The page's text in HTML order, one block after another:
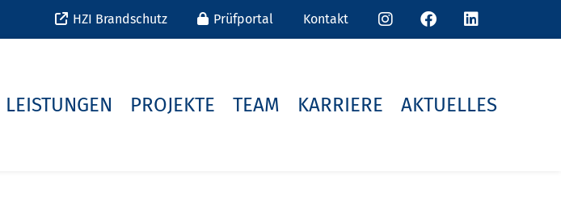
HZI Brandschutz Prüfportal Kontakt
LEISTUNGEN PROJEKTE TEAM KARRIERE AKTUELLES